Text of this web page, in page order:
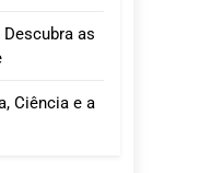
as
Ciência e a